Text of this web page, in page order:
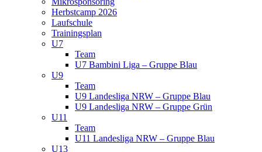
Herbstcamp 2026
Laufschule
Trainingsplan
U7
Team
U7 Bambini Liga – Gruppe Blau
U9
Team
U9 Landesliga NRW – Gruppe Blau
U9 Landesliga NRW – Gruppe Grün
U11
Team
U11 Landesliga NRW – Gruppe Blau
U13